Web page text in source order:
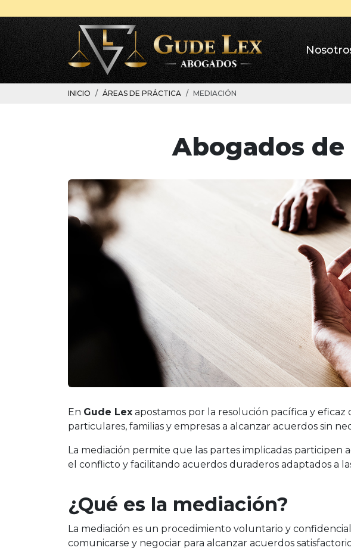
INICIO ÁREAS DE PRÁCTICA MEDIACIÓN
Abogados
En Gude Lex apostamos por la resolución pacífica y eficaz
particulares, familias y empresas a alcanzar acuerdos sin
La mediación permite que las partes implicadas
el conflicto y facilitando acuerdos duraderos adaptados a
¿Qué es la mediación?
La mediación es un procedimiento voluntario y
comunicarse y negociar para alcanzar acuerdos